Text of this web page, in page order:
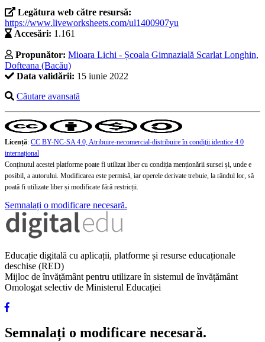
Legătura web către resursă:
https://www.liveworksheets.com/ul1400907yu
Accesări: 1.161
Propunător: Mioara Lichi - Școala Gimnazială Scarlat Longhin,
Dofteana (Bacău)
Data validării: 15 iunie 2022
Căutare avansată
Licență: CC BY-NC-SA 4.0, Atribuire-necomercial-distribuire în condiţii identice 4.0
internațional
Conținutul acestei platforme poate fi utilizat liber cu condiția menționării sursei și, unde e
posibil, a autorului. Modificarea este permisă, iar operele derivate trebuie, la rândul lor, să
poată fi utilizate liber și modificate fără restricții.
Semnalați o modificare necesară.
Educație digitală cu aplicații, platforme și resurse educaționale
deschise (RED)
Mijloc de învățământ pentru utilizare în sistemul de învățământ
Omologat selectiv de Ministerul Educației
Semnalați o modificare necesară.